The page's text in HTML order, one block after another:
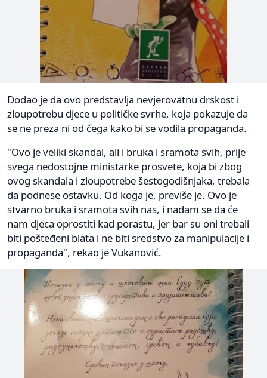
Dodao je da ovo predstavlja nevjerovatnu drskost i
zloupotrebu djece u političke svrhe, koja pokazuje da
se ne preza ni od čega kako bi se vodila propaganda.
"Ovo je veliki skandal, ali i bruka i sramota svih, prije
svega nedostojne ministarke prosvete, koja bi zbog
ovog skandala i zloupotrebe šestogodišnjaka, trebala
da podnese ostavku. Od koga je, previše je. Ovo je
stvarno bruka i sramota svih nas, i nadam se da će
nam djeca oprostiti kad porastu, jer bar su oni trebali
biti pošteđeni blata i ne biti sredstvo za manipulacije i
propaganda", rekao je Vukanović.